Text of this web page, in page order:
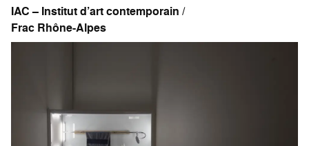
IAC – Institut d’art contemporain /
Frac Rhône-Alpes